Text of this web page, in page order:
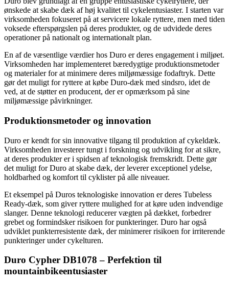
ønskede at skabe dæk af høj kvalitet til cykelentusiaster. I starten var
virksomheden fokuseret på at servicere lokale ryttere, men med tiden
voksede efterspørgslen på deres produkter, og de udvidede deres
operationer på nationalt og internationalt plan.
En af de væsentlige værdier hos Duro er deres engagement i miljøet.
Virksomheden har implementeret bæredygtige produktionsmetoder
og materialer for at minimere deres miljømæssige fodaftryk. Dette
gør det muligt for ryttere at købe Duro-dæk med sindsro, idet de
ved, at de støtter en producent, der er opmærksom på sine
miljømæssige påvirkninger.
Produktionsmetoder og innovation
Duro er kendt for sin innovative tilgang til produktion af cykeldæk.
Virksomheden investerer tungt i forskning og udvikling for at sikre,
at deres produkter er i spidsen af teknologisk fremskridt. Dette gør
det muligt for Duro at skabe dæk, der leverer exceptionel ydelse,
holdbarhed og komfort til cyklister på alle niveauer.
Et eksempel på Duros teknologiske innovation er deres Tubeless
Ready-dæk, som giver ryttere mulighed for at køre uden indvendige
slanger. Denne teknologi reducerer vægten på dækket, forbedrer
grebet og formindsker risikoen for punkteringer. Duro har også
udviklet punkterresistente dæk, der minimerer risikoen for irriterende
punkteringer under cykelturen.
Duro Cypher DB1078 – Perfektion til
mountainbikeentusiaster